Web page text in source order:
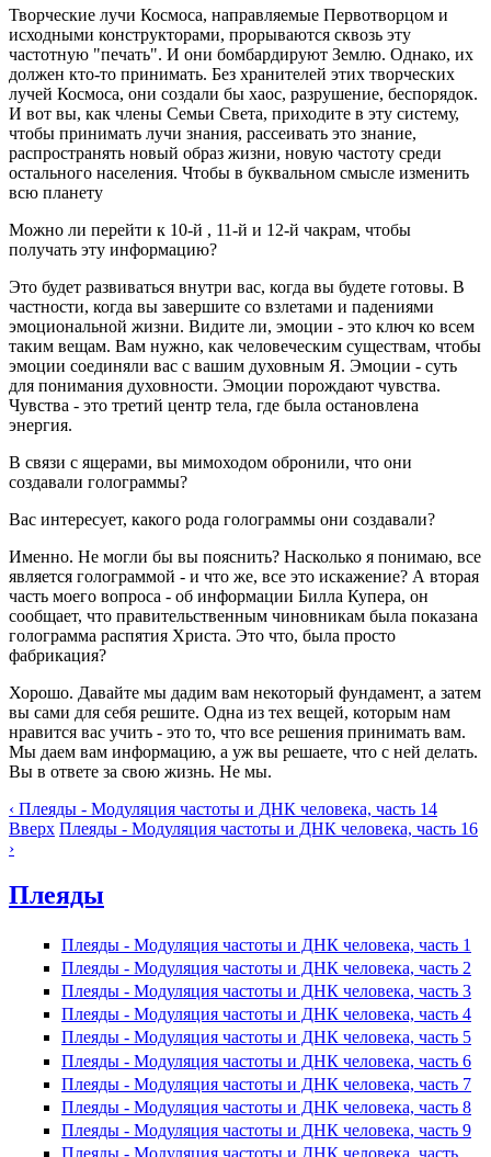
Творческие лучи Космоса, направляемые Первотворцом и
исходными конструкторами, прорываются сквозь эту
частотную "печать". И они бомбардируют Землю. Однако, их
должен кто-то принимать. Без хранителей этих творческих
лучей Космоса, они создали бы хаос, разрушение, беспорядок.
И вот вы, как члены Семьи Света, приходите в эту систему,
чтобы принимать лучи знания, рассеивать это знание,
распространять новый образ жизни, новую частоту среди
остального населения. Чтобы в буквальном смысле изменить
всю планету
Можно ли перейти к 10-й , 11-й и 12-й чакрам, чтобы
получать эту информацию?
Это будет развиваться внутри вас, когда вы будете готовы. В
частности, когда вы завершите со взлетами и падениями
эмоциональной жизни. Видите ли, эмоции - это ключ ко всем
таким вещам. Вам нужно, как человеческим существам, чтобы
эмоции соединяли вас с вашим духовным Я. Эмоции - суть
для понимания духовности. Эмоции порождают чувства.
Чувства - это третий центр тела, где была остановлена
энергия.
В связи с ящерами, вы мимоходом обронили, что они
создавали голограммы?
Вас интересует, какого рода голограммы они создавали?
Именно. Не могли бы вы пояснить? Насколько я понимаю, все
является голограммой - и что же, все это искажение? А вторая
часть моего вопроса - об информации Билла Купера, он
сообщает, что правительственным чиновникам была показана
голограмма распятия Христа. Это что, была просто
фабрикация?
Хорошо. Давайте мы дадим вам некоторый фундамент, а затем
вы сами для себя решите. Одна из тех вещей, которым нам
нравится вас учить - это то, что все решения принимать вам.
Мы даем вам информацию, а уж вы решаете, что с ней делать.
Вы в ответе за свою жизнь. Не мы.
‹ Плеяды - Модуляция частоты и ДНК человека, часть 14
Вверх Плеяды - Модуляция частоты и ДНК человека, часть 16
›
Плеяды
Плеяды - Модуляция частоты и ДНК человека, часть 1
Плеяды - Модуляция частоты и ДНК человека, часть 2
Плеяды - Модуляция частоты и ДНК человека, часть 3
Плеяды - Модуляция частоты и ДНК человека, часть 4
Плеяды - Модуляция частоты и ДНК человека, часть 5
Плеяды - Модуляция частоты и ДНК человека, часть 6
Плеяды - Модуляция частоты и ДНК человека, часть 7
Плеяды - Модуляция частоты и ДНК человека, часть 8
Плеяды - Модуляция частоты и ДНК человека, часть 9